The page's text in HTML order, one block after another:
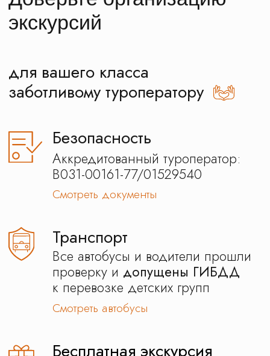
Персональный менеджер
на связи 24\7
Забота
Отзывы наших
Программа экскурсии для
школьников в Сколково с
мастер-классом